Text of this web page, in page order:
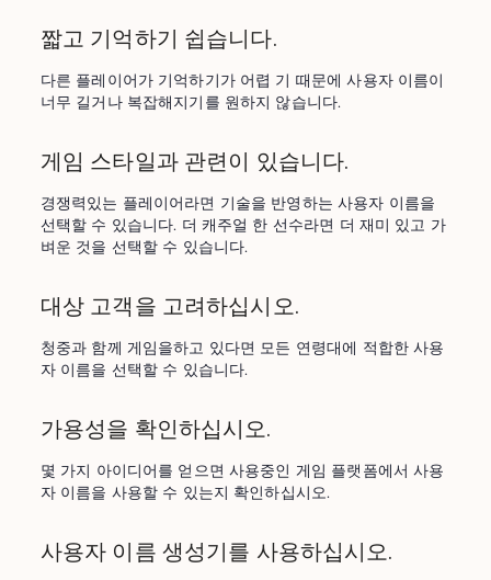
짧고 기억하기 쉽습니다.
다른 플레이어가 기억하기가 어렵 기 때문에 사용자 이름이
너무 길거나 복잡해지기를 원하지 않습니다.
게임 스타일과 관련이 있습니다.
경쟁력있는 플레이어라면 기술을 반영하는 사용자 이름을
선택할 수 있습니다. 더 캐주얼 한 선수라면 더 재미 있고 가
벼운 것을 선택할 수 있습니다.
대상 고객을 고려하십시오.
청중과 함께 게임을하고 있다면 모든 연령대에 적합한 사용
자 이름을 선택할 수 있습니다.
가용성을 확인하십시오.
몇 가지 아이디어를 얻으면 사용중인 게임 플랫폼에서 사용
자 이름을 사용할 수 있는지 확인하십시오.
사용자 이름 생성기를 사용하십시오.